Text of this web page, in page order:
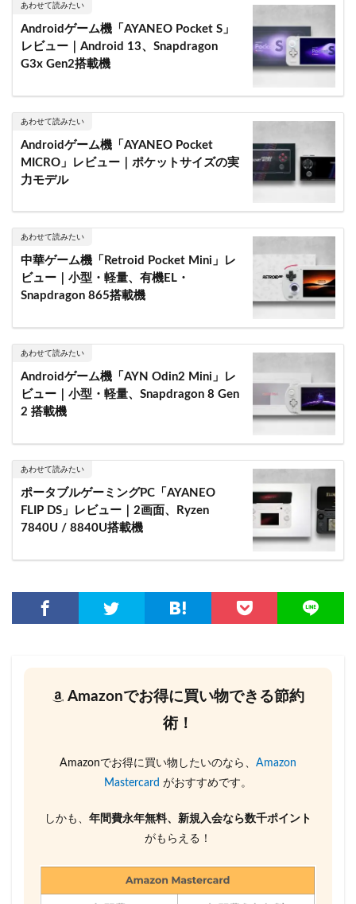
あわせて読みたい
Androidゲーム機「AYANEO Pocket S」
レビュー｜Android 13、Snapdragon
G3x Gen2搭載機
あわせて読みたい
Androidゲーム機「AYANEO Pocket
MICRO」レビュー｜ポケットサイズの実
力モデル
あわせて読みたい
中華ゲーム機「Retroid Pocket Mini」レ
ビュー｜小型・軽量、有機EL・
Snapdragon 865搭載機
あわせて読みたい
Androidゲーム機「AYN Odin2 Mini」レ
ビュー｜小型・軽量、Snapdragon 8 Gen
2 搭載機
あわせて読みたい
ポータブルゲーミングPC「AYANEO
FLIP DS」レビュー｜2画面、Ryzen
7840U / 8840U搭載機
Amazonでお得に買い物できる節約
術！
Amazonでお得に買い物したいのなら、 Amazon
Mastercard がおすすめです。
しかも、 年間費永年無料、新規入会なら数千ポイント
がもらえる！